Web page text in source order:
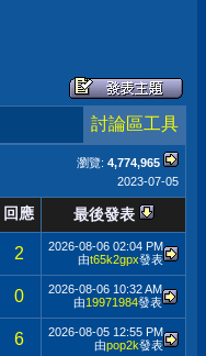
討論區工具
瀏覽: 4,774,965
2023-07-05
回應 最後發表
2 2026-08-06 02:04 PM
由t65k2gpx發表
0 2026-08-06 10:32 AM
由19971984發表
6 2026-08-05 12:55 PM
由pop2k發表